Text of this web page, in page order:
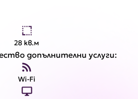
28 кв.м
допълнителни услуги:
Wi-Fi